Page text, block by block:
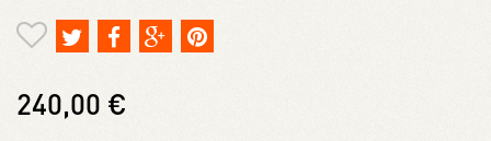
240,00 €